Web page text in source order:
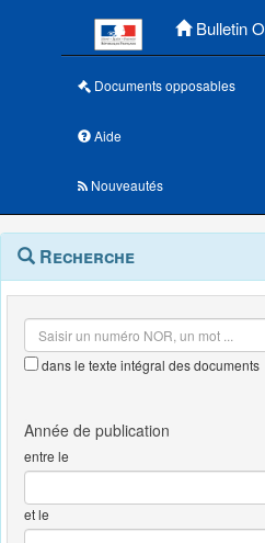
Bulletin
Documents opposables
Aide
Nouveautés
Navigation
outils
Menu
contextuel
Recherche
dans le texte intégral des documents
entre le
et le